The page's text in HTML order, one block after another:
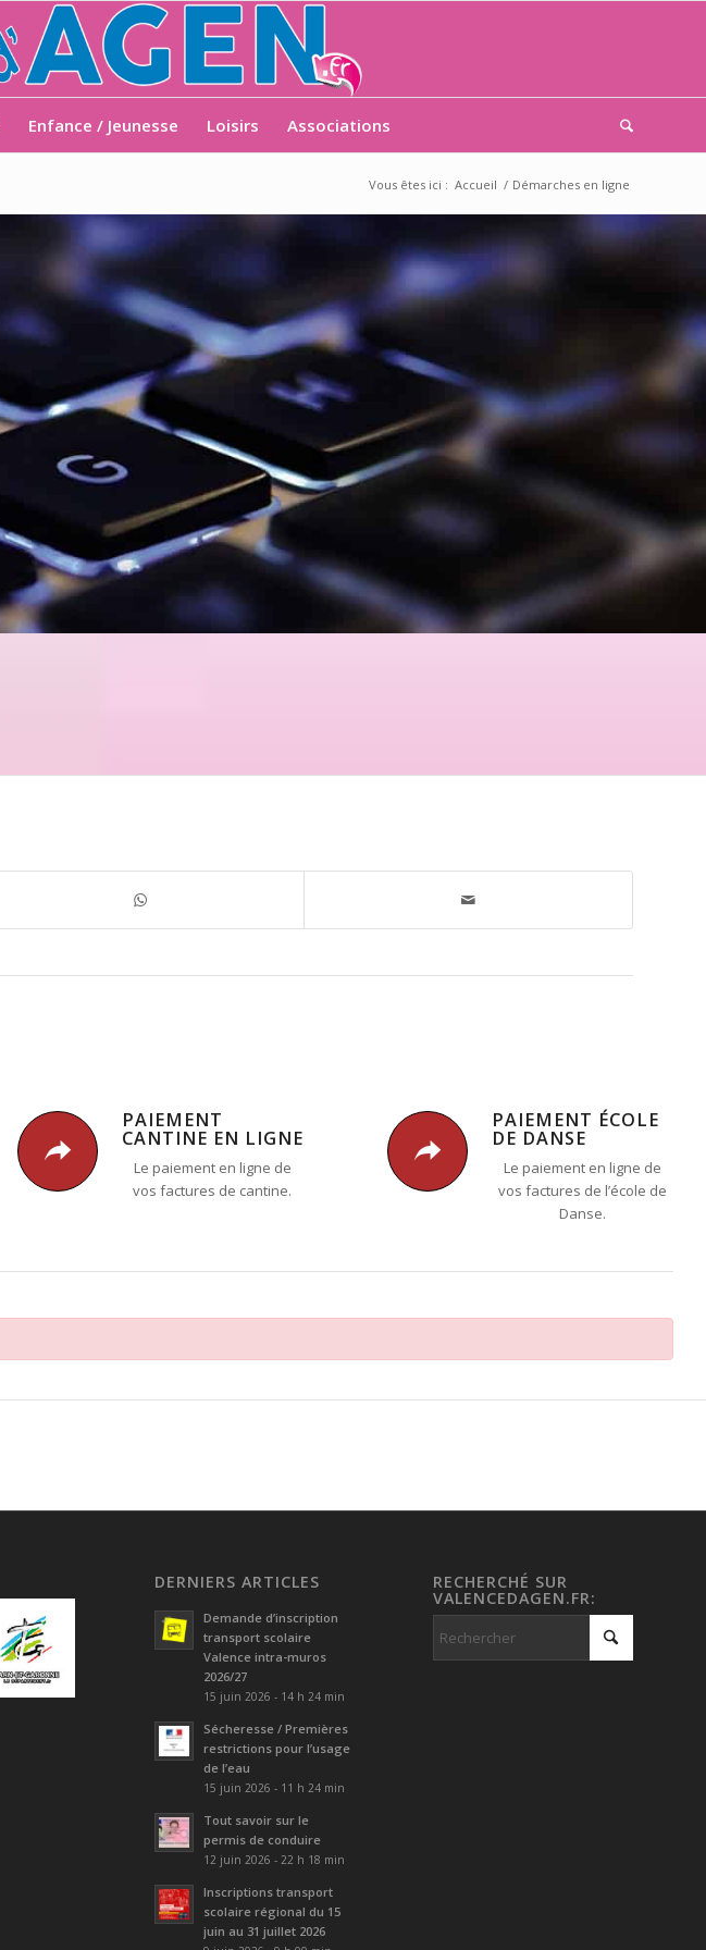
Enfance / Jeunesse Loisirs Associations
Vous êtes ici : Accueil / Démarches en ligne
PAIEMENT
CANTINE EN LIGNE
Le paiement en ligne de
vos factures de cantine.
PAIEMENT ÉCOLE
DE DANSE
Le paiement en ligne de
vos factures de l’école de
Danse.
DERNIERS ARTICLES
Demande d’inscription
transport scolaire
Valence intra-muros
2026/27
15 juin 2026 - 14 h 24 min
Sécheresse / Premières
restrictions pour l’usage
de l’eau
15 juin 2026 - 11 h 24 min
Tout savoir sur le
permis de conduire
12 juin 2026 - 22 h 18 min
Inscriptions transport
scolaire régional du 15
juin au 31 juillet 2026
RECHERCHÉ SUR
VALENCEDAGEN.FR: